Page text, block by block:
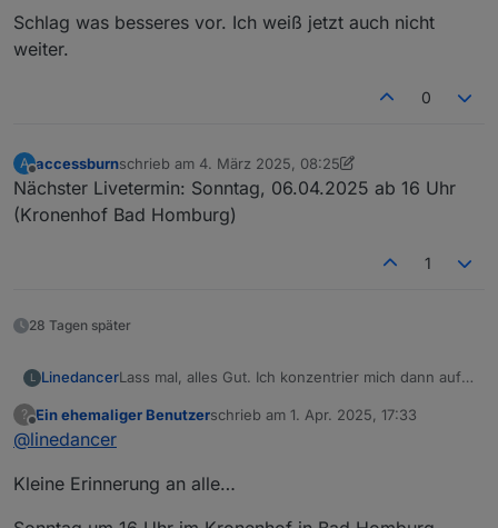
Schlag was besseres vor. Ich weiß jetzt auch nicht
weiter.
0
A
Offline
accessburnschrieb am 4. März 2025, 08:25
zuletzt editiert von accessburn3. Apr. 2025, 10:05
Nächster Livetermin: Sonntag, 06.04.2025 ab 16 Uhr
(Kronenhof Bad Homburg)
1
28 Tagen später
L LinedancerLass mal, alles Gut. Ich konzentrier mich dann auf
Nach jahrelangen beruflichen Telefon und
?
Offline
Ein ehemaliger Benutzerschrieb am 1. Apr. 2025, 17:33
zuletzt editiert von
@linedancer
Kleine Erinnerung an alle…